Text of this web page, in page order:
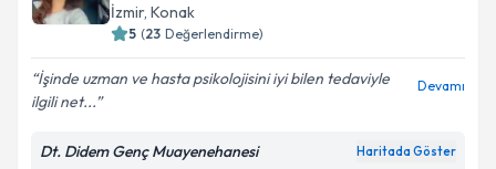
İzmir, Konak
5 (23 Değerlendirme)
İşinde uzman ve hasta psikolojisini iyi bilen tedaviyle
ilgili net...
Devamı
Dt. Didem Genç Muayenehanesi Haritada Göster